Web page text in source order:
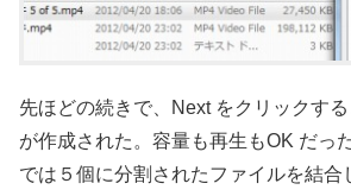
先ほどの続きで、Next をクリックす
が作成された。容量も再生もOK だっ
では５個に分割されたファイルを結合